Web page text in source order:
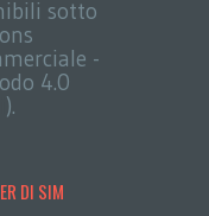
sotto
-
4.0
).
DI SIM